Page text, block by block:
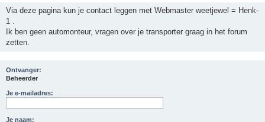
Via deze pagina kun je contact leggen met Webmaster weetjewel = Henk-
1 .
Ik ben geen automonteur, vragen over je transporter graag in het forum
zetten.
Ontvanger:
Beheerder
Je e-mailadres:
Je naam: